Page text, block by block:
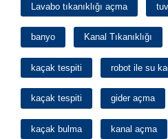
Lavabo tıkanıklığı açma
banyo Kanal Tıkanıklığı
kaçak tespiti robot ile su
kaçak tespiti gider açma
kaçak bulma kanal açma